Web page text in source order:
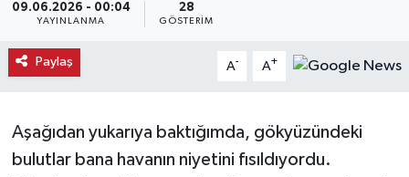
09.06.2026 - 00:04
YAYINLANMA
28
GÖSTERIM
Paylaş A- A+
Aşağıdan yukarıya baktığımda, gökyüzündeki
bulutlar bana havanın niyetini fısıldıyordu.
Dodurga
İskilip
Laçin
Son Dakika Haberleri
Haber Arşivi